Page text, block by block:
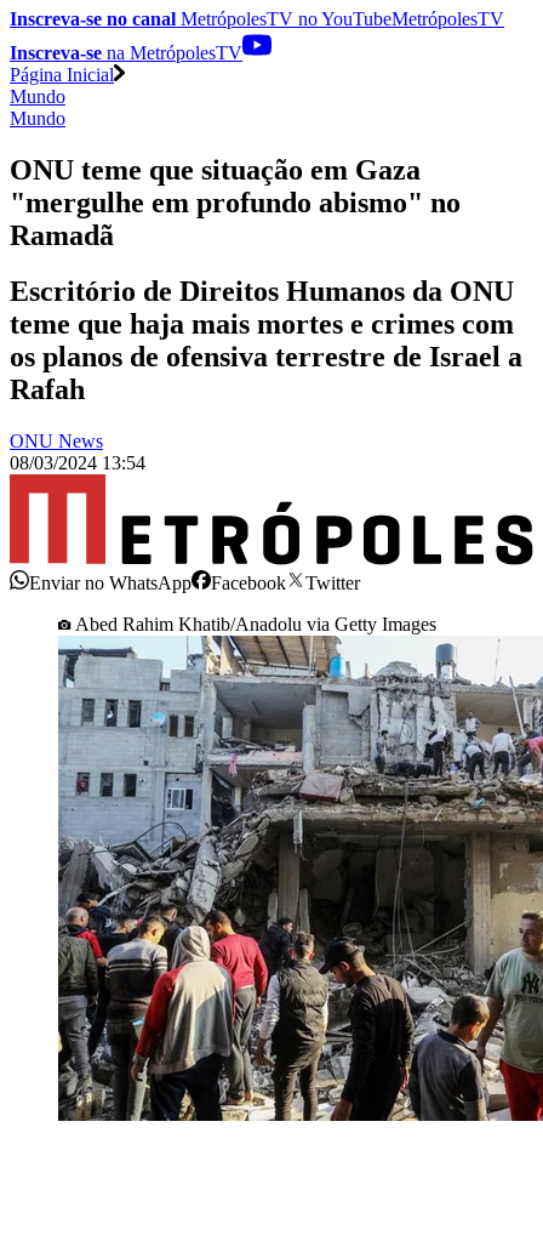
Inscreva-se no canal MetrópolesTV noYouTubeMetrópolesTV
Inscreva-se na MetrópolesTV
Página Inicial
Mundo
Mundo
ONU teme que situação em Gaza
"mergulhe em profundo abismo" no
Ramadã
Escritório de Direitos Humanos da ONU
teme que haja mais mortes e crimes com
os planos de ofensiva terrestre de Israel a
Rafah
ONU News
08/03/2024 13:54
Enviar no WhatsApp Facebook
Twitter
Abed Rahim Khatib/Anadolu via Getty Images